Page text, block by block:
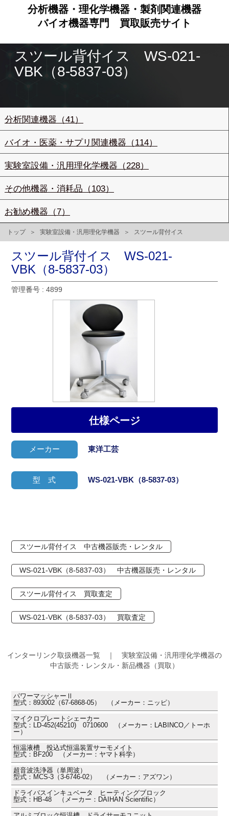
分析機器・理化学機器・製剤関連機器
バイオ機器専門
買取販売サイト
スツール背付イス WS-021-
VBK（8-5837-03）
分析関連機器（41）
バイオ・医薬・サプリ関連機器（114）
実験室設備・汎用理化学機器（228）
その他機器・消耗品（103）
お勧め機器（7）
トップ 実験室設備・汎用理化学機器 スツール背付イス
スツール背付イス WS-021-
VBK（8-5837-03）
管理番号 : 4899
メーカー 東洋工芸
仕様ページ
型 式 WS-021-VBK（8-5837-03）
スツール背付イス 中古機器販売・レンタル
WS-021-VBK（8-5837-03） 中古機器販売・レンタル
スツール背付イス 買取査定
WS-021-VBK（8-5837-03） 買取査定
インターリンク取扱機器一覧 ｜ 実験室設備・汎用理化学機器の
中古販売・レンタル・新品機器（買取）
パワーマッシャーⅡ
型式：893002（67-6868-05） （メーカー：ニッピ）
マイクロプレートシェーカー
型式：LD-452(45210) 0710600 （メーカー：LABINCO／トーホ
ー）
恒温液槽 投込式恒温装置サーモメイト
型式：BF200 （メーカー：ヤマト科学）
超音波洗浄器（単周波）
型式：MCS-3（3-6746-02） （メーカー：アズワン）
ドライバスインキュベータ ヒーティングブロック
型式：HB-48 （メーカー：DAIHAN Scientific）